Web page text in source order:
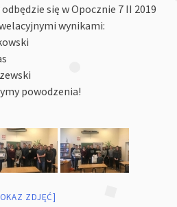
się w Opocznie 7 II 2019
wynikami:
powodzenia!
ZDJĘĆ]